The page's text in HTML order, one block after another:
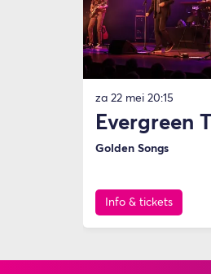
Evergreen
Golden Songs
za 22 mei 20:15
Info & tickets